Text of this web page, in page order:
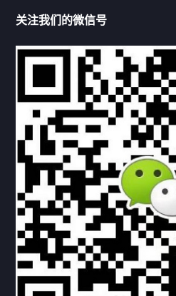
机构链接
联系方式 关于我们
下载与支持
资料下载 视频中心
常见问题
购买流程 版权条款
北京乾行捷通荣获阿里巴巴国
关注我们的微信号